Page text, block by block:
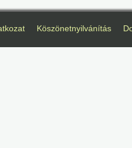
Köszönetnyilvánítás